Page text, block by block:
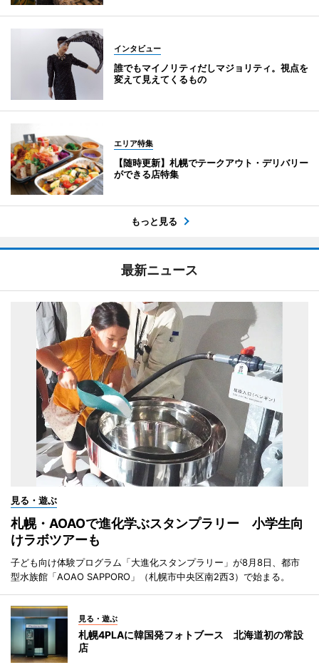
インタビュー
誰でもマイノリティだしマジョリティ。視点を
変えて見えてくるもの
エリア特集
【随時更新】札幌でテークアウト・デリバリー
ができる店特集
もっと見る
最新ニュース
見る・遊ぶ
札幌・AOAOで進化学ぶスタンプラリー 小学生向
けラボツアーも
子ども向け体験プログラム「大進化スタンプラリー」が8月8日、都市
型水族館「AOAO SAPPORO」（札幌市中央区南2西3）で始まる。
見る・遊ぶ
札幌4PLAに韓国発フォトブース 北海道初の常設
店